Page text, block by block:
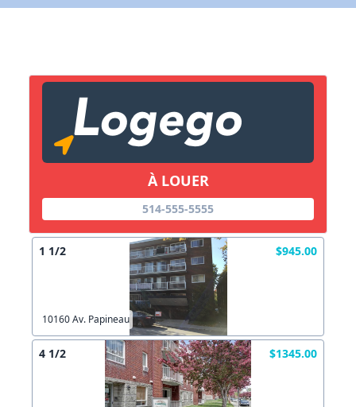
À LOUER
514-555-5555
1 1/2 $945.00
10160 Av. Papineau
4 1/2 $1345.00
Lien vers inscription (sera inclus dans courriel)
Copier lien
X Fermer